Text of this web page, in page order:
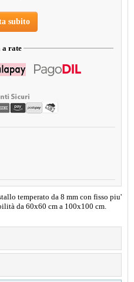
subito
a rate
temperato da 8 mm con fisso piu'
da 60x60 cm a 100x100 cm.